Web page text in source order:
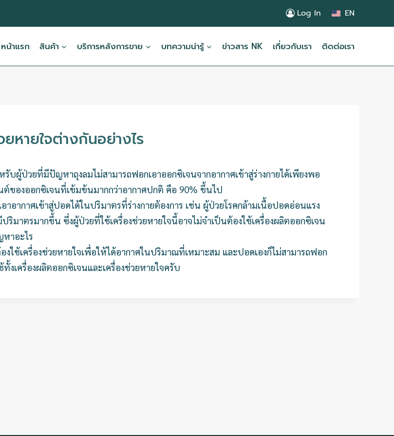
Log In EN
หน้าแรก สินค้า บริการหลังการขาย บทความน่ารู้ ข่าวสาร NK เกี่ยวกับเรา ติดต่อเรา
หายใจต่างกันอย่างไร
ผู้ป่วยที่มีปัญหาถุงลมไม่สามารถฟอกเอาออกซิเจนจากอากาศเข้าสู่ร่างกายได้เพียงพอ
ต์ของออกซิเจนที่เข้มข้นมากกว่าอากาศปกติ คือ 90% ขึ้นไป
อากาศเข้าสู่ปอดได้ในปริมาตรที่ร่างกายต้องการ เช่น ผู้ป่วยโรคกล้ามเนื้อปอดอ่อนแรง
ริมาตรมากขึ้น ซึ่งผู้ป่วยที่ใช้เครื่องช่วยหายใจนี้อาจไม่จำเป็นต้องใช้เครื่องผลิตออกซิเจน
าอะไร
ช้เครื่องช่วยหายใจเพื่อให้ได้อากาศในปริมาณที่เหมาะสม และปอดเองก็ไม่สามารถฟอก
เครื่องผลิตออกซิเจนและเครื่องช่วยหายใจครับ